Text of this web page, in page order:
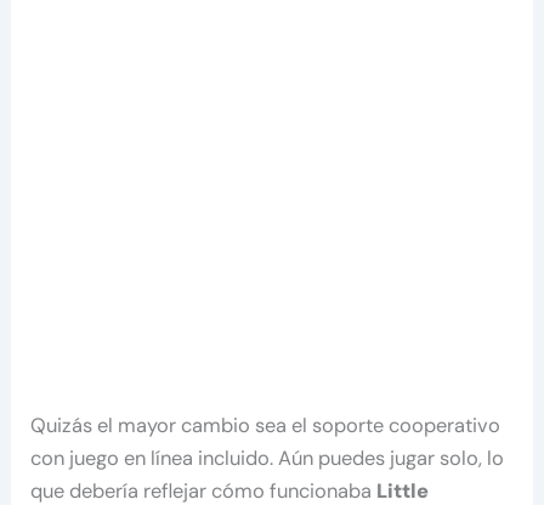
Quizás el mayor cambio sea el soporte cooperativo
con juego en línea incluido. Aún puedes jugar solo, lo
que debería reflejar cómo funcionaba Little